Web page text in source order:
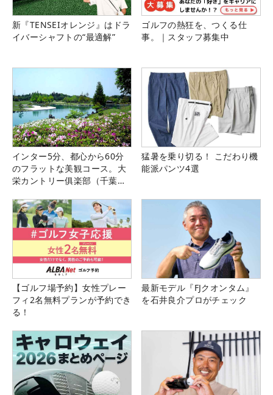
新『TENSEIオレンジ』はドラ
イバーシャフトの“最適解”
ゴルフの熱狂を、つくる仕
事。｜スタッフ募集中
インター5分、都心から60分
のフラットな美観コース。大
栄カントリー俱楽部（千葉
猛暑を乗り切る！ こだわり機
能派パンツ4選
【ゴルフ場予約】女性プレー
フィ2名無料プランが予約でき
る！
最新モデル『FJクオンタム』
を石井良介プロがチェック